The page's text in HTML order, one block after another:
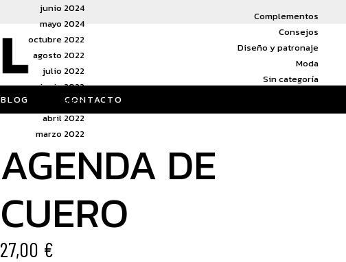
BLOG CONTACTO
junio 2024
mayo 2024
octubre 2022
agosto 2022
julio 2022
junio 2022
mayo 2022
abril 2022
marzo 2022
Complementos
Consejos
Diseño y patronaje
Moda
Sin categoría
AGENDA DE
CUERO
27,00 €